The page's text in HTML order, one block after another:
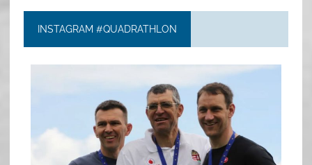
INSTAGRAM #QUADRATHLON